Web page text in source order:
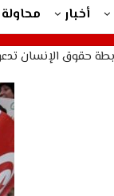
أخبار
حقوق الإنسان